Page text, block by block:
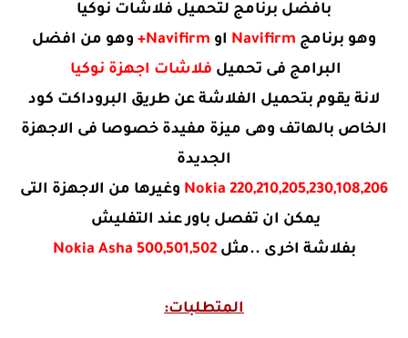
بافضل برنامج لتحميل فلاشات نوكيا
وهو برنامج Navifirm او Navifirm+
وهو من افضل
البرامج فى تحميل فلاشات اجهزة نوكيا
لانة يقوم بتحميل الفلاشة عن طريق البروداكت كود
الخاص بالهاتف وهى ميزة مفيدة خصوصا فى الاجهزة
الجديدة
Nokia 220,210,205,230,108,206 وغيرها من الاجهزة التى
يمكن ان تفصل باور عند التفليش
بفلاشة اخرى ..مثلNokia Asha 500,501,502
المتطلبات: